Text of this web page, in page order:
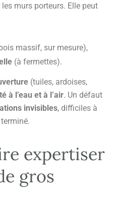
murs porteurs. Elle peut
massif, sur mesure),
(à fermettes).
(tuiles, ardoises,
à l’eau et à l’air. Un défaut
invisibles, difficiles à
expertiser
gros